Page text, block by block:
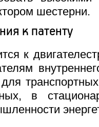
шестерни.
к патенту
к
в